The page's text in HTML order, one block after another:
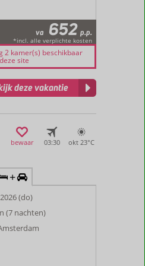
va 652 p.p.
*incl. alle verplichte kosten
2 kamer(s) beschikbaar
site
deze vakantie
bewaar 03:30 okt 23°C
+
(do)
(7 nachten)